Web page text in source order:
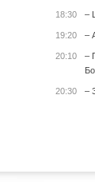
18:30 –
19:20 –
20:10
–
20:30 –